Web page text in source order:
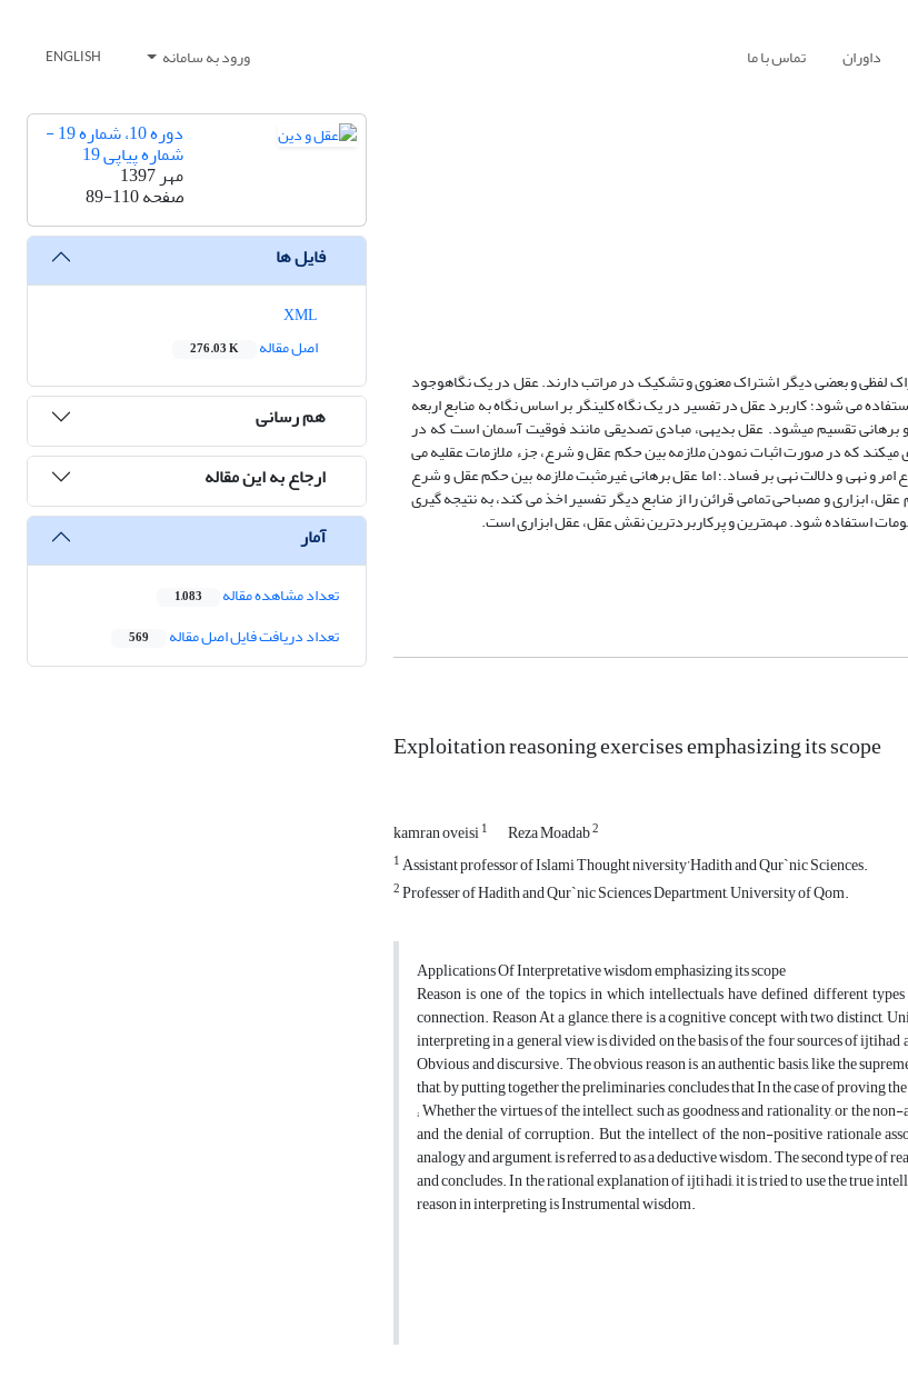
داوران تماس با ما ورود به سامانه ENGLISH
لفظی و بعضی دیگر اشتراک معنوی و تشکیک در مراتب دارند. عقل در یک نگاهوجود
می شود؛ کاربرد عقل در تفسیر در یک نگاه کلی‏نگر بر اساس نگاه به منابع اربعه
برهانی تقسیم می‏شود. عقل بدیهی، مبادی تصدیقی مانند فوقیت آسمان است که در
که در صورت اثبات نمودن ملازمه بین حکم عقل و شرع، جزء ملازمات عقلیه می
و نهی و دلالت نهی بر فساد.؛ اما عقل برهانی غیرمثبت ملازمه بین حکم عقل و شرع
و مصباحی تمامی قرائن را از منابع دیگر تفسیر اخذ می کند، به نتیجه گیری
استفاده شود. مهمترین و پرکاربردترین نقش عقل، عقل ابزاری است.
Exploitation reasoning exercises emphasizing its scope
kamran oveisi1 Reza Moadab2
1Assistant professor of Islami Thought niversity’Hadith and Qur`nic Sciences.
2Professer of Hadith and Qur`nic Sciences Department, University of Qom.
Applications Of Interpretative wisdom emphasizing its scope
Reason is one of the topics in which intellectuals have defined different
connection. Reason At a glance, there is a cognitive concept with two distinct,
interpreting in a general view is divided on the basis of the four sources of
Obvious and discursive. The obvious reason is an authentic basis, like the
that, by putting together the preliminaries, concludes that In the case of proving
; Whether the virtues of the intellect, such as goodness and rationality, or the
and the denial of corruption. But the intellect of the non-positive rationale
analogy and argument, is referred to as a deductive wisdom. The second type of
and concludes. In the rational explanation of ijtihadi, it is tried to use the true
reason in interpreting is Instrumental wisdom.
دوره 10، شماره 19 -
شماره پیاپی 19
مهر 1397
صفحه89-110
فایل ها
اصل مقاله
276.03 K
هم رسانی
ارجاع به این مقاله
آمار
تعداد مشاهده مقاله 1,083
تعداد دریافت فایل اصل مقاله 569